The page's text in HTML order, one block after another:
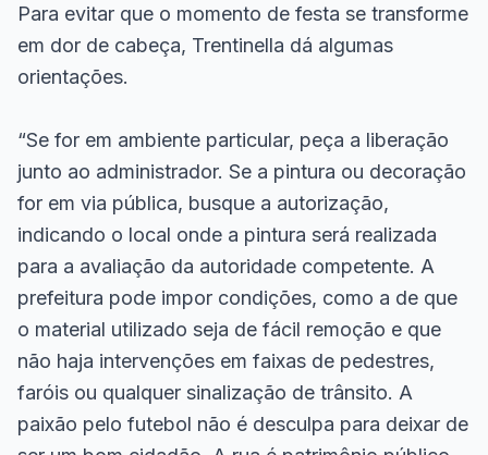
Para evitar que o momento de festa se transforme
em dor de cabeça, Trentinella dá algumas
orientações.
“Se for em ambiente particular, peça a liberação
junto ao administrador. Se a pintura ou decoração
for em via pública, busque a autorização,
indicando o local onde a pintura será realizada
para a avaliação da autoridade competente. A
prefeitura pode impor condições, como a de que
o material utilizado seja de fácil remoção e que
não haja intervenções em faixas de pedestres,
faróis ou qualquer sinalização de trânsito. A
paixão pelo futebol não é desculpa para deixar de